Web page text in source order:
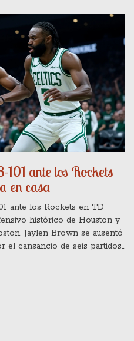
101 ante los Rockets
en casa
ante los Rockets en TD
histórico de Houston y
Jaylen Brown se ausentó
el cansancio de seis partidos